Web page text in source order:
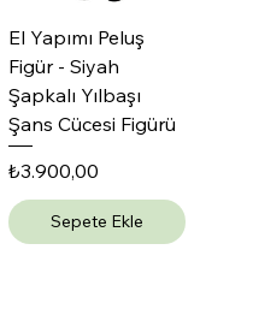
El Yapımı Peluş
Figür - Siyah
Şapkalı Yılbaşı
Şans Cücesi Figürü
Fiyat
₺3.900,00
Sepete Ekle